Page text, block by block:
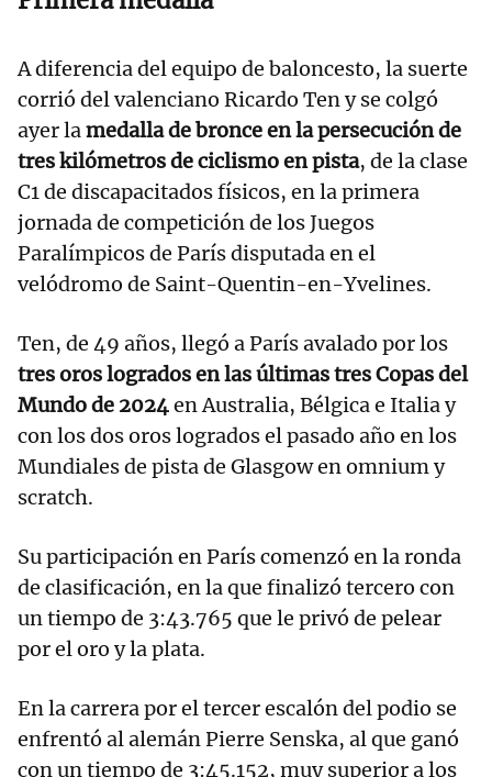
A diferencia del equipo de baloncesto, la suerte
corrió del valenciano Ricardo Ten y se colgó
ayer lamedalla de bronce en la persecución de
tres kilómetros de ciclismo en pista, de la clase
C1 de discapacitados físicos, en la primera
jornada de competición de los Juegos
Paralímpicos de París disputada en el
velódromo de Saint-Quentin-en-Yvelines.
Ten, de 49 años, llegó a París avalado por los
tres oros logrados en las últimas tres Copas del
Mundo de 2024en Australia, Bélgica e Italia y
con los dos oros logrados el pasado año en los
Mundiales de pista de Glasgow en omnium y
scratch.
Su participación en París comenzó en la ronda
de clasificación, en la que finalizó tercero con
un tiempo de 3:43.765 que le privó de pelear
por el oro y la plata.
En la carrera por el tercer escalón del podio se
enfrentó al alemán Pierre Senska, al que ganó
con un tiempo de 3:45.152, muy superior a los